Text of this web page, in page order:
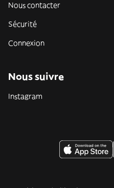
Nous contacter
Sécurité
Connexion
Nous suivre
Instagram